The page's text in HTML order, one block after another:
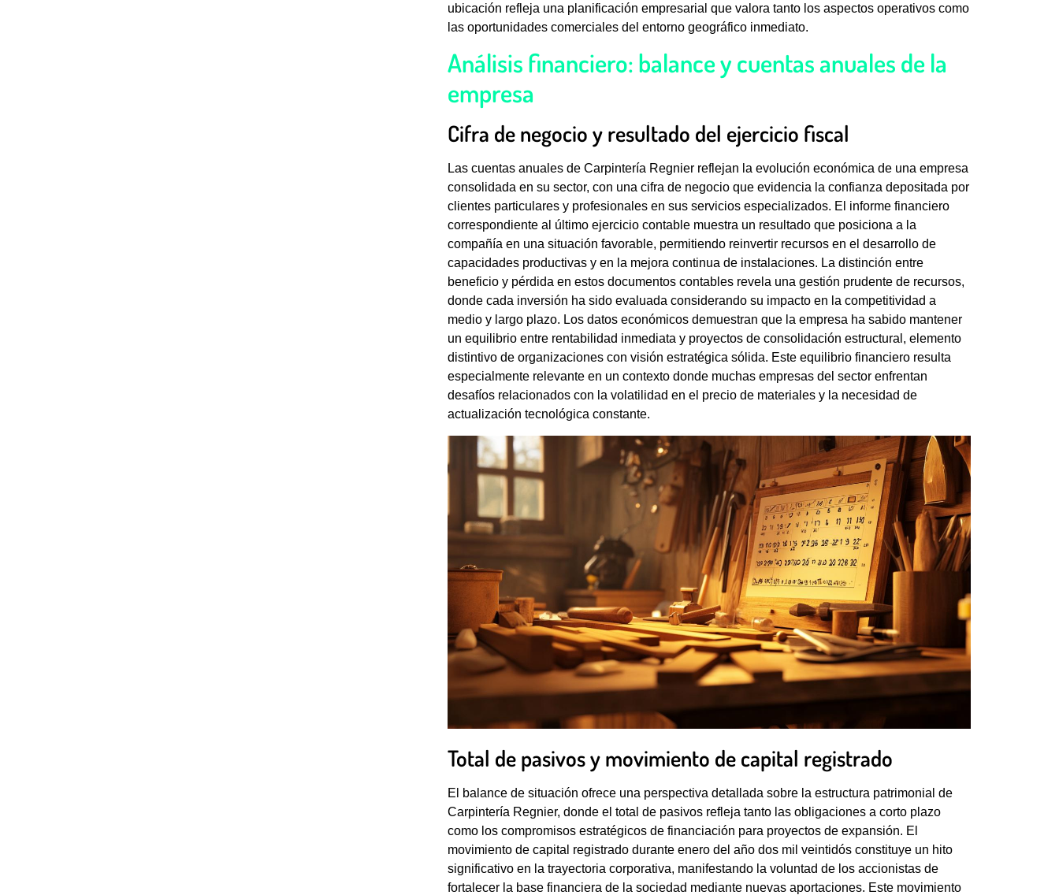
ubicación refleja una planificación empresarial que valora tanto los aspectos operativos como
las oportunidades comerciales del entorno geográfico inmediato.
Análisis financiero: balance y cuentas anuales de la
empresa
Cifra de negocio y resultado del ejercicio fiscal
Las cuentas anuales de Carpintería Regnier reflejan la evolución económica de una empresa
consolidada en su sector, con una cifra de negocio que evidencia la confianza depositada por
clientes particulares y profesionales en sus servicios especializados. El informe financiero
correspondiente al último ejercicio contable muestra un resultado que posiciona a la
compañía en una situación favorable, permitiendo reinvertir recursos en el desarrollo de
capacidades productivas y en la mejora continua de instalaciones. La distinción entre
beneficio y pérdida en estos documentos contables revela una gestión prudente de recursos,
donde cada inversión ha sido evaluada considerando su impacto en la competitividad a
medio y largo plazo. Los datos económicos demuestran que la empresa ha sabido mantener
un equilibrio entre rentabilidad inmediata y proyectos de consolidación estructural, elemento
distintivo de organizaciones con visión estratégica sólida. Este equilibrio financiero resulta
especialmente relevante en un contexto donde muchas empresas del sector enfrentan
desafíos relacionados con la volatilidad en el precio de materiales y la necesidad de
actualización tecnológica constante.
Total de pasivos y movimiento de capital registrado
El balance de situación ofrece una perspectiva detallada sobre la estructura patrimonial de
Carpintería Regnier, donde el total de pasivos refleja tanto las obligaciones a corto plazo
como los compromisos estratégicos de financiación para proyectos de expansión. El
movimiento de capital registrado durante enero del año dos mil veintidós constituye un hito
significativo en la trayectoria corporativa, manifestando la voluntad de los accionistas de
fortalecer la base financiera de la sociedad mediante nuevas aportaciones. Este movimiento